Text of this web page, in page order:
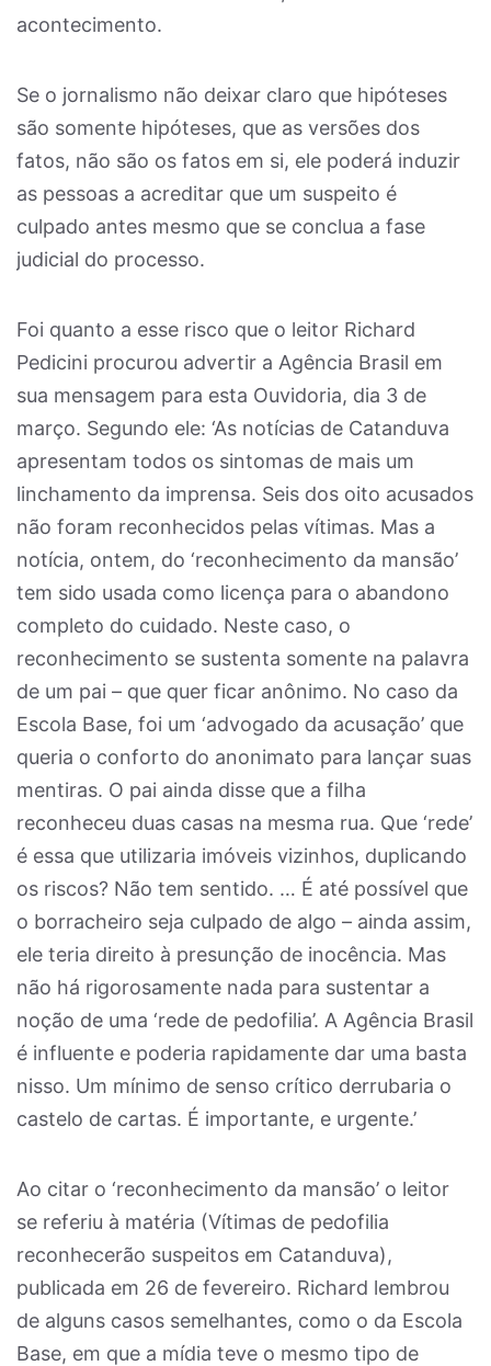
acontecimento.
Se o jornalismo não deixar claro que hipóteses
são somente hipóteses, que as versões dos
fatos, não são os fatos em si, ele poderá induzir
as pessoas a acreditar que um suspeito é
culpado antes mesmo que se conclua a fase
judicial do processo.
Foi quanto a esse risco que o leitor Richard
Pedicini procurou advertir a Agência Brasil em
sua mensagem para esta Ouvidoria, dia 3 de
março. Segundo ele: ‘As notícias de Catanduva
apresentam todos os sintomas de mais um
linchamento da imprensa. Seis dos oito acusados
não foram reconhecidos pelas vítimas. Mas a
notícia, ontem, do ‘reconhecimento da mansão’
tem sido usada como licença para o abandono
completo do cuidado. Neste caso, o
reconhecimento se sustenta somente na palavra
de um pai – que quer ficar anônimo. No caso da
Escola Base, foi um ‘advogado da acusação’ que
queria o conforto do anonimato para lançar suas
mentiras. O pai ainda disse que a filha
reconheceu duas casas na mesma rua. Que ‘rede’
é essa que utilizaria imóveis vizinhos, duplicando
os riscos? Não tem sentido. … É até possível que
o borracheiro seja culpado de algo – ainda assim,
ele teria direito à presunção de inocência. Mas
não há rigorosamente nada para sustentar a
noção de uma ‘rede de pedofilia’. A Agência Brasil
é influente e poderia rapidamente dar uma basta
nisso. Um mínimo de senso crítico derrubaria o
castelo de cartas. É importante, e urgente.’
Ao citar o ‘reconhecimento da mansão’ o leitor
se referiu à matéria (Vítimas de pedofilia
reconhecerão suspeitos em Catanduva),
publicada em 26 de fevereiro. Richard lembrou
de alguns casos semelhantes, como o da Escola
Base, em que a mídia teve o mesmo tipo de